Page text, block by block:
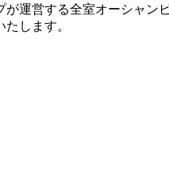
が運営する全室オーシャン
します。